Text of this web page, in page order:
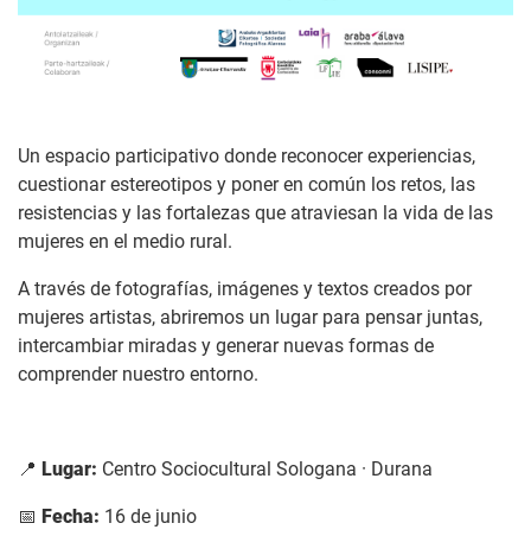
Un espacio participativo donde reconocer experiencias,
cuestionar estereotipos y poner en común los retos, las
resistencias y las fortalezas que atraviesan la vida de las
mujeres en el medio rural.
A través de fotografías, imágenes y textos creados por
mujeres artistas, abriremos un lugar para pensar juntas,
intercambiar miradas y generar nuevas formas de
comprender nuestro entorno.
📍 Lugar: Centro Sociocultural Sologana · Durana
📅 Fecha: 16 de junio